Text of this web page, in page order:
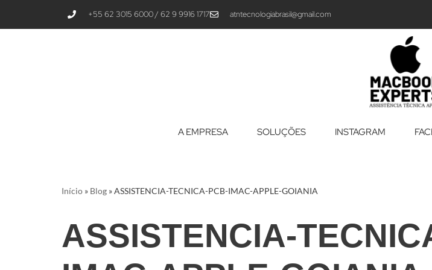
+55 62 3015 6000 / 62 9 9916 1717 atntecnologiabrasil@gmail.com
A EMPRESA SOLUÇÕES INSTAGRAM
Início » Blog »ASSISTENCIA-TECNICA-PCB-IMAC-APPLE-GOIANIA
ASSISTENCIA-